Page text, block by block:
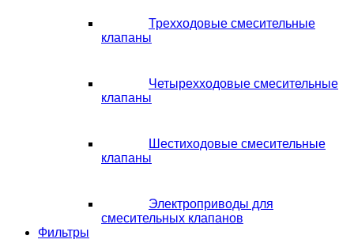
Трехходовые смесительные
клапаны
Четырехходовые смесительные
клапаны
Шестиходовые смесительные
клапаны
Электроприводы для
смесительных клапанов
Фильтры